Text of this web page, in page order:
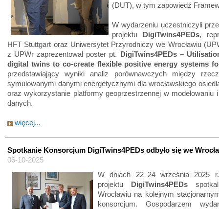
(DUT), w tym zapowiedź
W wydarzeniu uczestniczyli
projektu DigiTwins4PEDs,
HFT Stuttgart oraz Uniwersytet Przyrodniczy we Wrocławiu
z UPWr zaprezentował poster pt. DigiTwins4PEDs –
digital twins to co-create flexible positive energy systems
przedstawiający wyniki analiz porównawczych między
symulowanymi danymi energetycznymi dla wrocławskiego
oraz wykorzystanie platformy geoprzestrzennej w modelowaniu
danych.
więcej...
Spotkanie Konsorcjum DigiTwins4PEDs odbyło się we
06-10-2025
W dniach 22–24 września 2025
projektu DigiTwins4PEDs
Wrocławiu na kolejnym
konsorcjum. Gospodarzem